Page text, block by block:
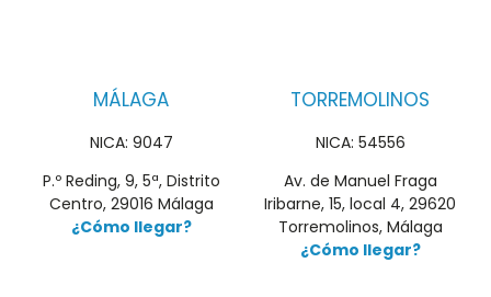
MÁLAGA
NICA: 9047
P.º Reding, 9, 5ª, Distrito
Centro, 29016 Málaga
¿Cómo llegar?
TORREMOLINOS
NICA: 54556
Av. de Manuel Fraga
Iribarne, 15, local 4, 29620
Torremolinos, Málaga
¿Cómo llegar?